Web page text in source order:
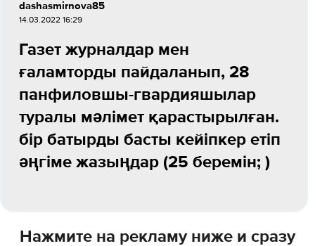
dashasmirnova85
14.03.2022 16:29
Газет журналдар мен
ғаламторды пайдаланып, 28
панфиловшы-гвардияшылар
туралы мәлімет қарастырылған.
бір батырды басты кейіпкер етіп
әңгіме жазыңдар (25 беремін; )
Нажмите на рекламу ниже и сразу